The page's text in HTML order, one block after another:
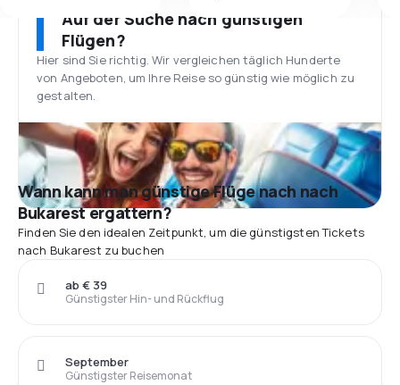
Auf der Suche nach günstigen
Flügen?
Hier sind Sie richtig. Wir vergleichen täglich Hunderte
von Angeboten, um Ihre Reise so günstig wie möglich zu
gestalten.
Wann kann man günstige Flüge nach nach
Bukarest ergattern?
Finden Sie den idealen Zeitpunkt, um die günstigsten Tickets
nach Bukarest zu buchen
Günstigster Hin- und Rückflug
ab € 39
Günstigster Reisemonat
September